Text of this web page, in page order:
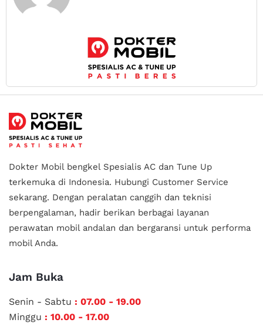
Dokter Mobil bengkel Spesialis AC dan Tune Up
terkemuka di Indonesia. Hubungi Customer Service
sekarang. Dengan peralatan canggih dan teknisi
berpengalaman, hadir berikan berbagai layanan
perawatan mobil andalan dan bergaransi untuk performa
mobil Anda.
Jam Buka
Senin - Sabtu : 07.00 - 19.00
Minggu : 10.00 - 17.00